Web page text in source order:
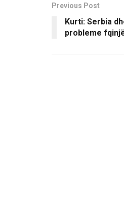
Previous Post
Kurti: Serbia
probleme